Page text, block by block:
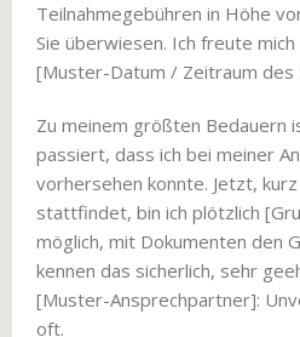
Teilnahmegebühren in Höhe
Sie überwiesen. Ich freute
[Muster-Datum / Zeitraum des
Zu meinem größten Bedauern
passiert, dass ich bei meiner
vorhersehen konnte. Jetzt,
stattfindet, bin ich plötzlich
möglich, mit Dokumenten den
kennen das sicherlich, sehr
[Muster-Ansprechpartner]:
oft.